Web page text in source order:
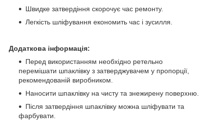
Швидке затвердіння скорочує час ремонту.
Легкість шліфування економить час і зусилля.
Додаткова інформація:
Перед використанням необхідно ретельно
перемішати шпаклівку з затверджувачем у пропорції,
рекомендованій виробником.
Наносити шпаклівку на чисту та знежирену поверхню.
Після затвердіння шпаклівку можна шліфувати та
фарбувати.